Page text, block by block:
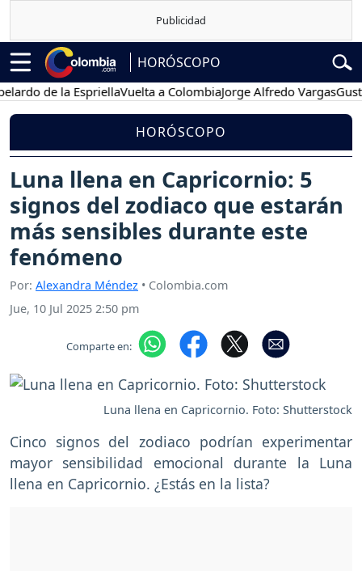
HORÓSCOPO
de la EspriellaVuelta a ColombiaJorge Alfredo VargasGustavo
HORÓSCOPO
Luna llena en Capricornio: 5
signos del zodiaco que estarán
más sensibles durante este
fenómeno
Por: Alexandra Méndez • Colombia.com
Jue, 10 Jul 2025 2:50 pm
Comparte en:
Luna llena en Capricornio. Foto: Shutterstock
Cinco signos del zodiaco podrían experimentar
mayor sensibilidad emocional durante la Luna
llena en Capricornio. ¿Estás en la lista?